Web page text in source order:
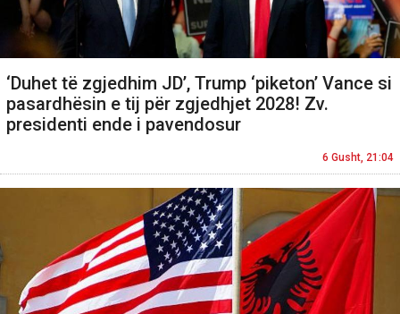
‘Duhet të zgjedhim JD’, Trump ‘piketon’ Vance si
pasardhësin e tij për zgjedhjet 2028! Zv.
presidenti ende i pavendosur
6 Gusht, 21:04